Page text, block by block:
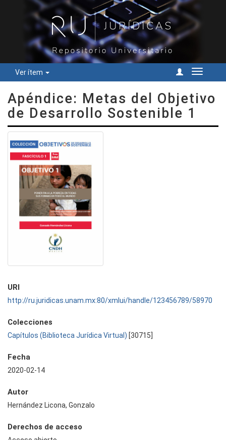
Ver ítem
Cambiar
Apéndice: Metas del Objetivo
de Desarrollo Sostenible 1
URI
http://ru.juridicas.unam.mx:80/xmlui/handle/123456789/58970
Colecciones
Capítulos (Biblioteca Jurídica Virtual) [30715]
Fecha
2020-02-14
Autor
Hernández Licona, Gonzalo
Derechos de acceso